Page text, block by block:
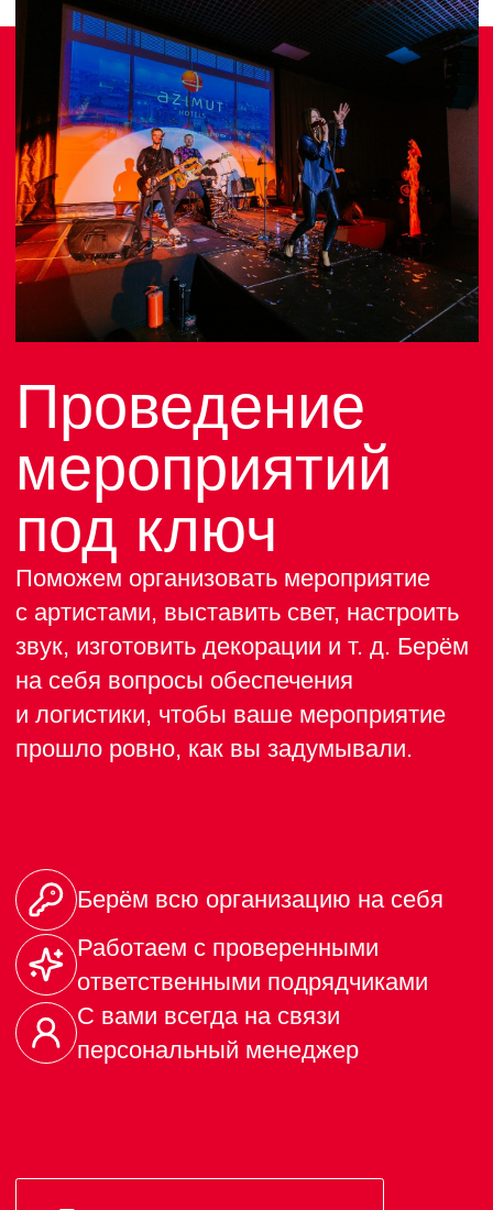
Ресторан Ф 11
Шведский стол
Рестораны, лобби-
бар 24 часа
594 номера 14−27 м², 6 категорий
Максимальное размещение 4 человек.
оформите несколько заявок.